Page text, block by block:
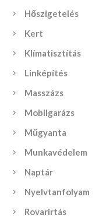
Hőszigetelés
Kert
Klímatisztítás
Linképítés
Masszázs
Mobilgarázs
Műgyanta
Munkavédelem
Naptár
Nyelvtanfolyam
Rovarirtás